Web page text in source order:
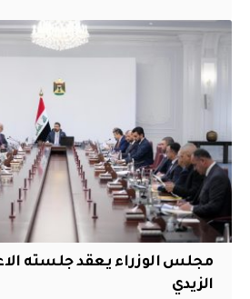
مجلس الوزراء يعقد جلسته
الزيدي